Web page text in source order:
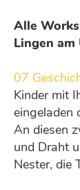
Alle
Lingen
07
Kinder mit
eingeladen
An diesen
und Draht
Nester, die